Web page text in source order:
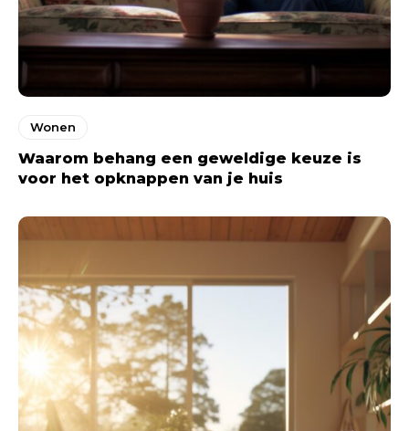
Wonen
Waarom behang een geweldige keuze is
voor het opknappen van je huis